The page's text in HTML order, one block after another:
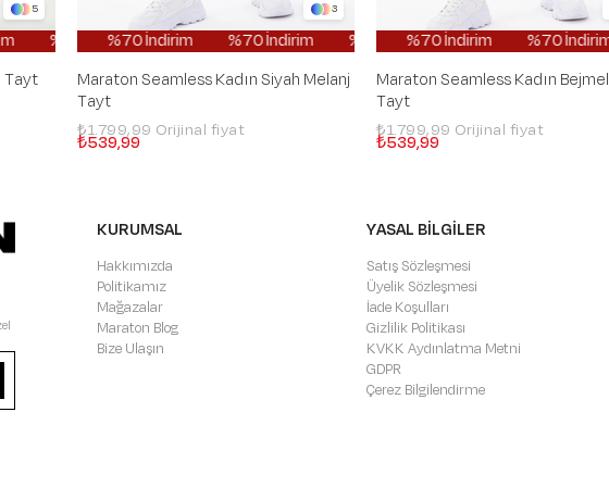
5
%70 İndirim %70 İndirim %70 İndirim %70 İndirim %70 İndirim
Tayt
3
%70 İndirim %70 İndirim %70 İndirim %70 İndirim %70
Maraton Seamless Kadın Siyah Melanj
Tayt
₺539,99
₺1.799,99
%70 İndirim %70 İndirim
Maraton Seamless Kadın
Tayt
₺539,99
₺1.799,99
KURUMSAL
Hakkımızda
Politikamız
Mağazalar
Maraton Blog
Bize Ulaşın
YASAL BİLGİLER
Satış Sözleşmesi
Üyelik Sözleşmesi
İade Koşulları
Gizlilik Politikası
KVKK Aydınlatma Metni
GDPR
Çerez Bilgilendirme